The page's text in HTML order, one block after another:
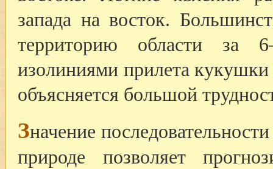
запада на восток.
территорию области
изолиниями прилета кукушки
объясняется большой
Значение
природе позволяет